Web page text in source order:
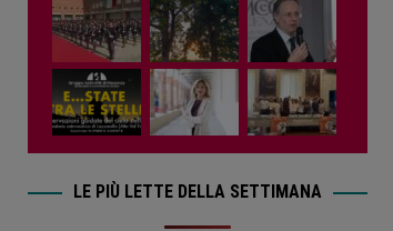
LE PIÙ LETTE DELLA SETTIMANA